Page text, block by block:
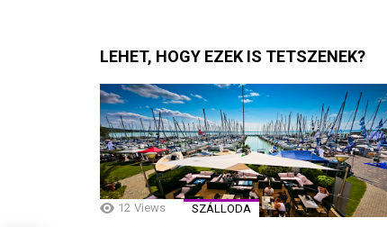
LEHET, HOGY EZEK IS TETSZENEK?
12 Views SZÁLLODA